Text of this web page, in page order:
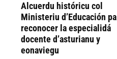
Alcuerdu históricu col
Ministeriu d’Educación pa
reconocer la especialidá
docente d’asturianu y
eonaviegu